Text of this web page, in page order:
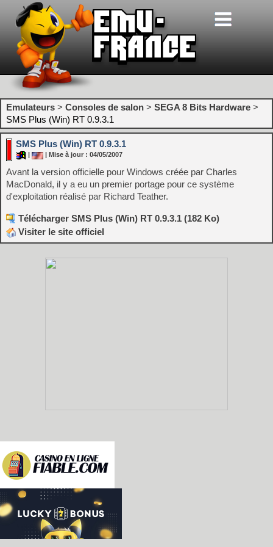
Emulateurs > Consoles de salon > SEGA 8 Bits Hardware >
SMS Plus (Win) RT 0.9.3.1
SMS Plus (Win) RT 0.9.3.1
| Mise à jour : 04/05/2007
Avant la version officielle pour Windows créée par Charles
MacDonald, il y a eu un premier portage pour ce système
d'exploitation réalisé par Richard Teather.
Télécharger SMS Plus (Win) RT 0.9.3.1 (182 Ko)
Visiter le site officiel